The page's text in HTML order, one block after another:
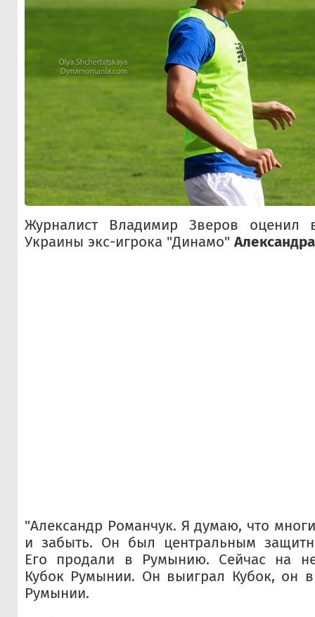
Журналист Владимир Зверов оценил
Украины экс-игрока "Динамо"
"Александр Романчук. Я думаю, что
и забыть. Он был центральным
Его продали в Румынию. Сейчас на
Кубок Румынии. Он выиграл Кубок, он
Румынии.